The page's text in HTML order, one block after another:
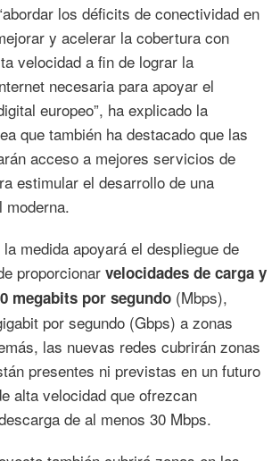
los déficits de conectividad en
y acelerar la cobertura con
velocidad a fin de lograr la
necesaria para apoyar el
europeo”, ha explicado la
que también ha destacado que las
acceso a mejores servicios de
estimular el desarrollo de una
moderna.
medida apoyará el despliegue de
proporcionar velocidades de carga y
megabits por segundo (Mbps),
por segundo (Gbps) a zonas
las nuevas redes cubrirán zonas
presentes ni previstas en un futuro
alta velocidad que ofrezcan
de al menos 30 Mbps.